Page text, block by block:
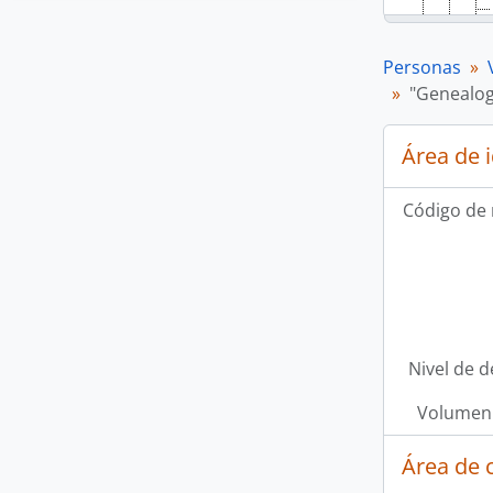
Personas
Área de
Código
Nivel de
Área de